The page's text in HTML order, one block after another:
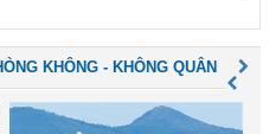
KHÔNG - KHÔNG QUÂN